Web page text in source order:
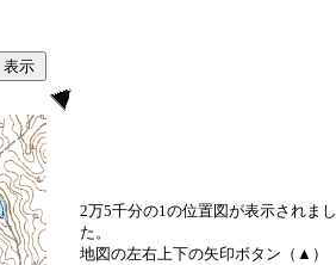
2万5千分の1の位置図が表示されまし
た。
地図の左右上下の矢印ボタン（▲）